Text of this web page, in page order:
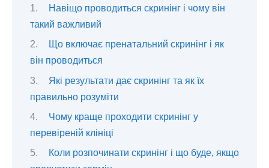
Навіщо проводиться скринінг і чому він
такий важливий
Що включає пренатальний скринінг і як
він проводиться
Які результати дає скринінг та як їх
правильно розуміти
Чому краще проходити скринінг у
перевіреній клініці
Коли розпочинати скринінг і що буде, якщо